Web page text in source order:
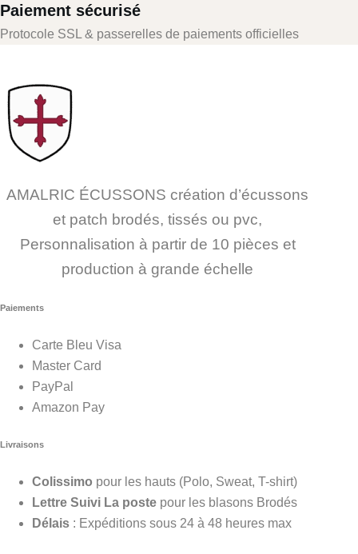
Paiement sécurisé
Protocole SSL & passerelles de paiements officielles
AMALRIC ÉCUSSONS création d’écussons
et patch brodés, tissés ou pvc,
Personnalisation à partir de 10 pièces et
production à grande échelle
Paiements
Carte Bleu Visa
Master Card
PayPal
Amazon Pay
Livraisons
Colissimo pour les hauts (Polo, Sweat, T-shirt)
Lettre Suivi La poste pour les blasons Brodés
Délais : Expéditions sous 24 à 48 heures max